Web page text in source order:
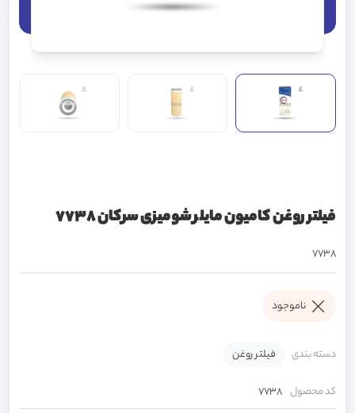
فیلتر روغن کامیون مایلر شومیزی سرکان 7738
7738
ناموجود
دسته بندی فیلتر روغن
کد محصول 7738